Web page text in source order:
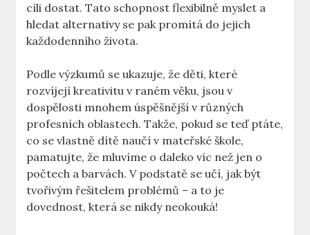
⁤cíli dostat. Tato schopnost flexibilně myslet a
hledat alternativy se pak promítá do jejich
každodenního života.
Podle výzkumů se ukazuje, že děti, které
rozvíjejí kreativitu v raném věku, jsou v
dospělosti mnohem úspěšnější‍ v různých
profesních oblastech.⁢ Takže, pokud se teď ptáte,
co se​ vlastně dítě naučí v mateřské škole,
pamatujte, že mluvíme o daleko víc než jen o
počtech a barvách. ‌V podstatě‍ se učí, jak být⁤
tvořivým řešitelem problémů – a to je​
dovednost, která se nikdy neokouká!